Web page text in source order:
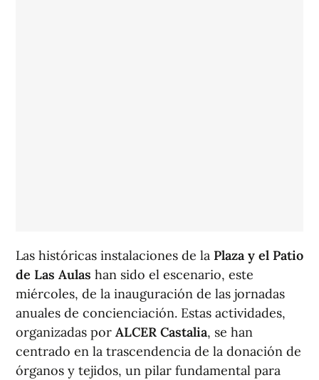
Las históricas instalaciones de la Plaza y el Patio
de Las Aulas han sido el escenario, este
miércoles, de la inauguración de las jornadas
anuales de concienciación. Estas actividades,
organizadas por ALCER Castalia, se han
centrado en la trascendencia de la donación de
órganos y tejidos, un pilar fundamental para